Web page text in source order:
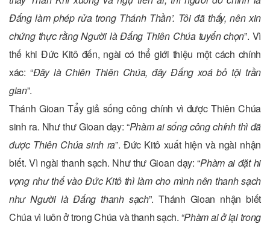
Đấng làm phép rửa trong Thánh Thần’. Tôi đã thấy, nên xin
chứng thực rằng Người là Đấng Thiên Chúa tuyển chọn”. Vì
thế khi Đức Kitô đến, ngài có thể giới thiệu một cách chính
xác: “Đây là Chiên Thiên Chúa, đây Đấng xoá bỏ tội trần
gian”.
Thánh Gioan Tẩy giả sống công chính vì được Thiên Chúa
sinh ra. Như thư Gioan dạy: “Phàm ai sống công chính thì đã
được Thiên Chúa sinh ra”. Đức Kitô xuất hiện và ngài nhận
biết. Vì ngài thanh sạch. Như thư Gioan dạy: “Phàm ai đặt hi
vọng như thế vào Đức Kitô thì làm cho mình nên thanh sạch
như Người là Đấng thanh sạch”. Thánh Gioan nhận biết
Chúa vì luôn ở trong Chúa và thanh sạch. “Phàm ai ở lại trong